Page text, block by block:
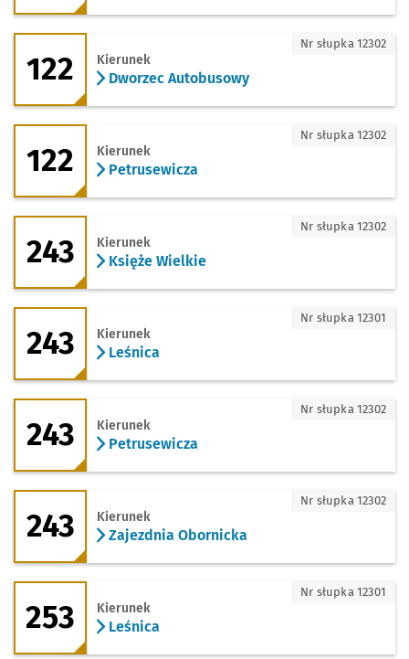
122 - kierunek Dworzec Autobusowy
122 Kierunek
Dworzec Autobusowy
Nr słupka 12302
122 - kierunek Petrusewicza
122 Kierunek
Petrusewicza
Nr słupka 12302
243 - kierunek Księże Wielkie
243 Kierunek
Księże Wielkie
Nr słupka 12302
243 - kierunek Leśnica
243 Kierunek
Leśnica
Nr słupka 12301
243 - kierunek Petrusewicza
243 Kierunek
Petrusewicza
Nr słupka 12302
243 - kierunek Zajezdnia Obornicka
243 Kierunek
Zajezdnia Obornicka
Nr słupka 12302
253 - kierunek Leśnica
253 Kierunek
Leśnica
Nr słupka 12301